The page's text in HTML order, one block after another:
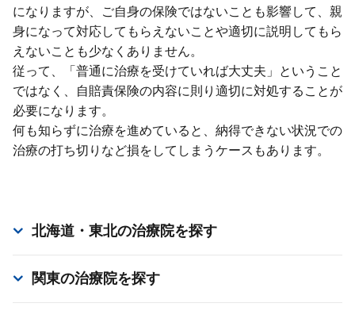
になりますが、ご⾃⾝の保険ではないことも影響して、親
⾝になって対応してもらえないことや適切に説明してもら
えないことも少なくありません。
従って、「普通に治療を受けていれば⼤丈夫」ということ
ではなく、⾃賠責保険の内容に則り適切に対処することが
必要になります。
何も知らずに治療を進めていると、納得できない状況での
治療の打ち切りなど損をしてしまうケースもあります。
北海道・東北の治療院を探す
関東の治療院を探す